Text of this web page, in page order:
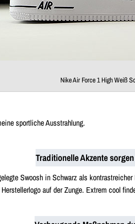
Nike Air Force 1 High Weiß
sportliche Ausstrahlung.
Traditionelle Akzente
Swoosh in Schwarz als
auf der Zunge. Extrem cool